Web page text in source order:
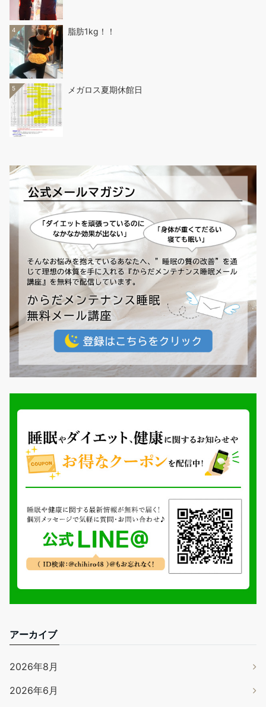
4 脂肪1kg！！
5 メガロス夏期休館日
アーカイブ
2026年8月
2026年6月